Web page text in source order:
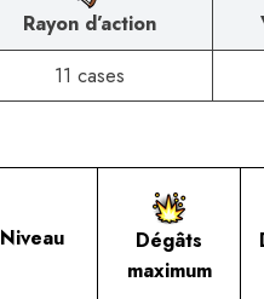
Rayon d’action
11 cases
Niveau
Dégâts
maximum